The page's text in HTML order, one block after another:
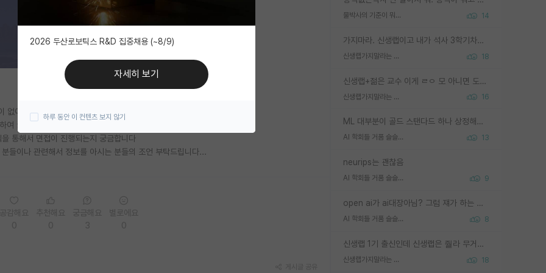
물박사의 기준이 뭐임? 14
가지마라. 신생랩이고 내가 석사 3학기차인데 최고참인데 나도 아무것도 모르는데 교수가 후배들 왜 논문 교육 안시키냐. 논문 왜 안 써오냐 닦달한다
신생랩가지말라는 이유가 있었구나 18
신생랩+젊은 교수 이게 ㄹㅇ 모 아니면 도인듯.
신생랩가지말라는 이유가 있었구나 16
ML 대부분이 골드 스탠다드 하나 상정해놓고 (벤치마크 데이터셋이 여러 개면 여러 개 상정) 그거 얼마나 잘 맞추나 싸움임 가끔 번뜩이는 설계 철학을 보여주는 논문들도 있지만 대부분 그거 성적 얼마나 더 올리느라에 혈안이 되어 있는 측면이 잇음
AI 학회들 거품 슬슬 지적이 나오네요 13
neurips는 괜찮음
AI 학회들 거품 슬슬 지적이 나오네요 9
open ai가 ai대장아님? 그럼 쟤가 하는 말이 다 맞겠네
AI 학회들 거품 슬슬 지적이 나오네요 8
신생랩 1기 출신인데 신생랩은 줠라 무거운 바벨 같은거임. 들면 대박인데 못들면 깔려 죽음. 아무도 알려주지 않는 환경에서 자생해야하지만, 일단 살아남았다면 그 어떤 사람보다 악착같고 생존력 높은 사람으로 거듭날 수 있음
신생랩가지말라는 이유가 있었구나 18
어 (자대학부연구생은 학석사연계까지 해야 뽑아주신다네요ㅠ)
여 글 씁니다!
통해서 면접이 진행되는지 궁금합니다
들이나 관련해서 정보를 아시는 분들의 조언 부탁드립니다...
2026 두산로보틱스 R&D 집중채용 (~8/9)
자세히 보기
하루 동안 이 컨텐츠 보지 않기